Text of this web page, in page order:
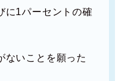
に1パーセントの確
ないことを願った